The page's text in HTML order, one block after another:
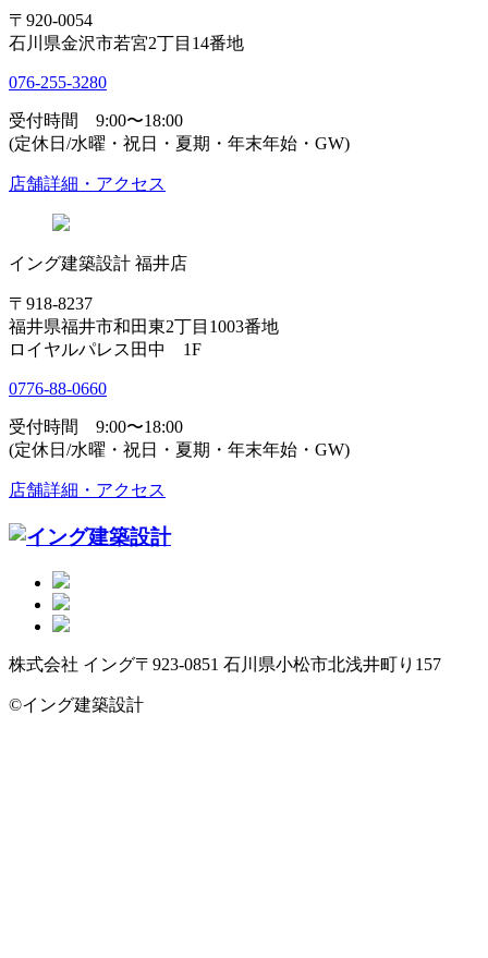
〒920-0054
石川県金沢市若宮2丁目14番地
076-255-3280
受付時間 9:00〜18:00
(定休日/水曜・祝日・夏期・年末年始・GW)
店舗詳細・アクセス
イング建築設計 福井店
〒918-8237
福井県福井市和田東2丁目1003番地
ロイヤルパレス田中 1F
0776-88-0660
受付時間 9:00〜18:00
(定休日/水曜・祝日・夏期・年末年始・GW)
店舗詳細・アクセス
株式会社 イング〒923-0851 石川県小松市北浅井町り157
©イング建築設計